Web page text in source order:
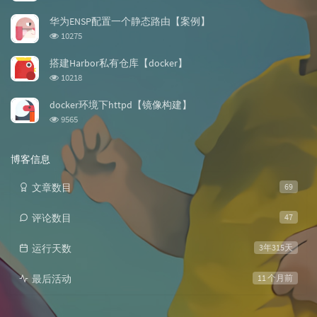
次
数:
华为ENSP配置一个静态路由【案例】
浏
次
数:
10275
搭建Harbor私有仓库【docker】
浏
次
10218
docker环境下httpd【镜像构建】
浏
次
9565
博客信息
69
文章数目
47
评论数目
3年315天
运行天数
11 个月前
最后活动